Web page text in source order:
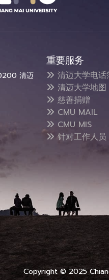
清迈
重要服务
清迈大学电话
清迈大学地图
慈善捐赠
CMU MAIL
CMU MIS
针对工作人员
Copyright © 2025